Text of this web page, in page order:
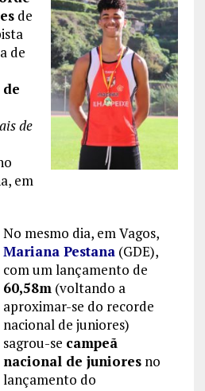
de
de
de
em
No mesmo dia, em Vagos,
Mariana Pestana(GDE),
com um lançamento de
60,58m(voltando a
aproximar-se do recorde
nacional de juniores)
sagrou-se campeã
nacional de junioresno
lançamento do